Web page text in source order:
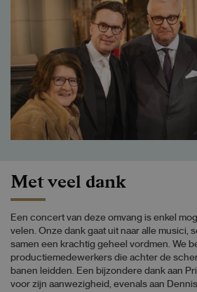
Met veel dank
Een concert van deze omvang is enkel
velen. Onze dank gaat uit naar alle musici,
samen een krachtig geheel vordmen. We
productiemedewerkers die achter de
banen leidden. Een bijzondere dank aan
voor zijn aanwezigheid, evenals aan